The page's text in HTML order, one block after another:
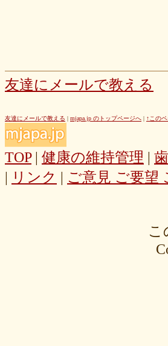
友達にメールで教える
友達にメールで教える | mjapa.jp のトップページへ | ↑この
TOP| 健康の維持管理 |
| リンク | ご意見 ご要望
こ